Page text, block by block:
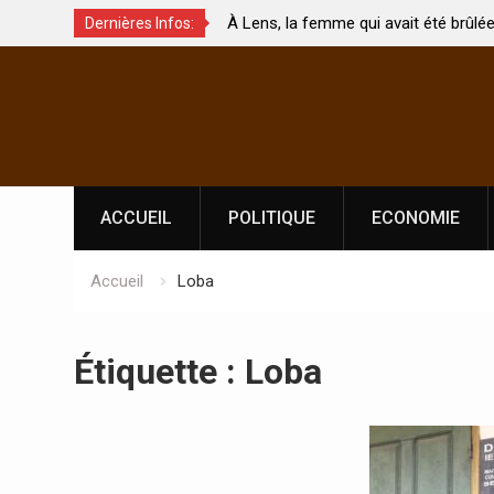
Dernières Infos:
?
À Lens, la femme qui avait été brûlée avec son bébé
par son mari est morte
ACCUEIL POLITIQUE ECONOMIE
Accueil Loba
Étiquette : Loba